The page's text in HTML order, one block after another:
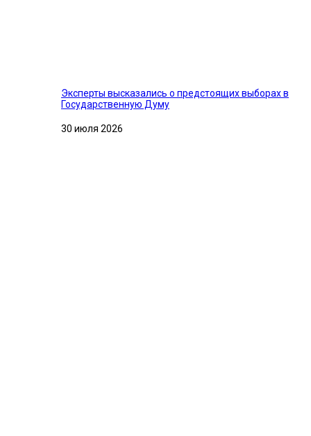
Эксперты высказались о предстоящих выборах в
Государственную Думу
30 июля 2026